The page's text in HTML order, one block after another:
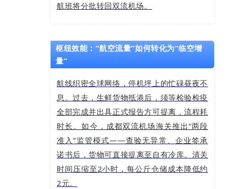
航班将分批转回双流机场。
枢纽效能：“航空流量”如何转化为“临空增
量”
航线织密全球网络，停机坪上的忙碌昼夜不
息。过去，生鲜货物抵港后，须等检验检疫
全部完成并出具正式报告方可提离，流程耗
时长。如今，成都双流机场海关推出“两段
准入”监管模式——查验无异常、企业签承
诺书后，货物可直接提离至自有冷库。清关
时间压缩至2小时，每公斤仓储成本降低约
2元。